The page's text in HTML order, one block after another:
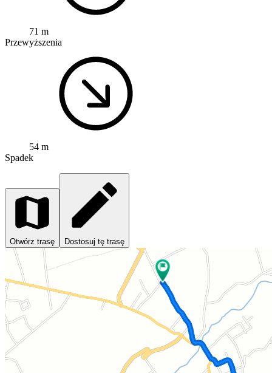
71 m
Przewyższenia
54 m
Spadek
Otwórz trasę Dostosuj tę trasę